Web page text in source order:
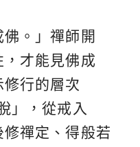
佛。」禪師開
才能見佛成
行的層次
」，從戒入
禪定、得般若